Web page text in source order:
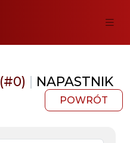
(#0) | NAPASTNIK
POWRÓT